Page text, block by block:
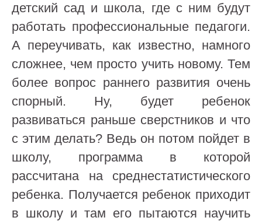
детский сад и школа, где с ним будут
работать профессиональные педагоги.
А переучивать, как известно, намного
сложнее, чем просто учить новому. Тем
более вопрос раннего развития очень
спорный. Ну, будет ребенок
развиваться раньше сверстников и что
с этим делать? Ведь он потом пойдет в
школу, программа в которой
рассчитана на среднестатистического
ребенка. Получается ребенок приходит
в школу и там его пытаются научить